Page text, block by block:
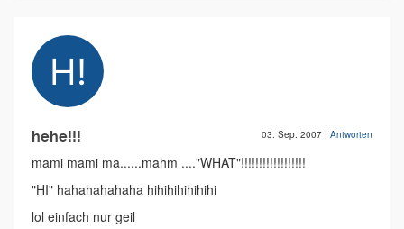
hehe!!! 03. Sep. 2007 | Antworten
mami mami ma......mahm ...."WHAT"!!!!!!!!!!!!!!!!!!
"HI" hahahahahaha hihihihihihihi
lol einfach nur geil